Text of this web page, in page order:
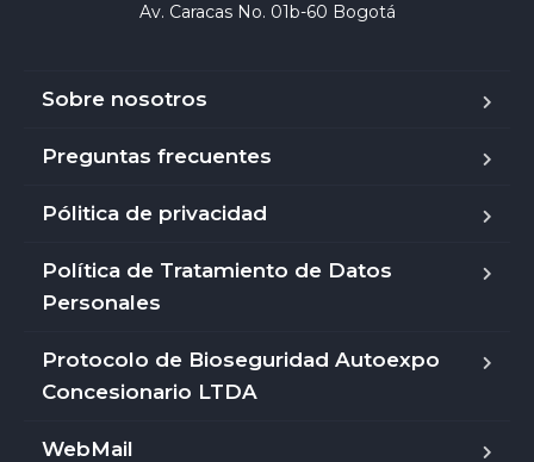
Av. Caracas No. 01b-60 Bogotá
Sobre nosotros
Preguntas frecuentes
Pólitica de privacidad
Política de Tratamiento de Datos
Personales
Protocolo de Bioseguridad Autoexpo
Concesionario LTDA
WebMail